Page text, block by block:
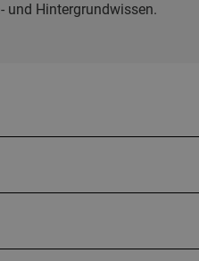
und Hintergrundwissen.